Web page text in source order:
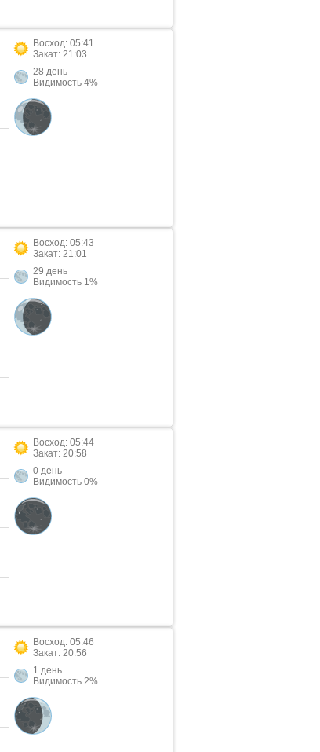
Восход: 05:41
Закат: 21:03
28 день
Видимость 4%
Восход: 05:43
Закат: 21:01
29 день
Видимость 1%
Восход: 05:44
Закат: 20:58
0 день
Видимость 0%
Восход: 05:46
Закат: 20:56
1 день
Видимость 2%